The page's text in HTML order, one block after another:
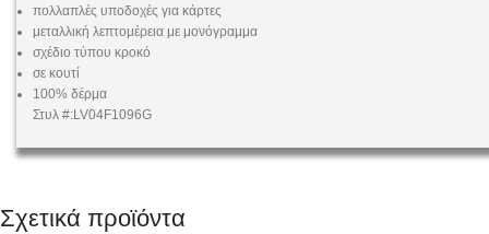
πολλαπλές υποδοχές για κάρτες
μεταλλική λεπτομέρεια με μονόγραμμα
σχέδιο τύπου κροκό
σε κουτί
100% δέρμα
Στυλ #:LV04F1096G
Σχετικά προϊόντα